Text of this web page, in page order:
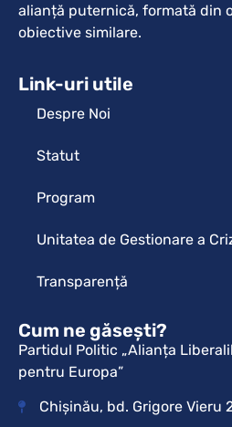
alianță puternică, formată din
obiective similare.
Link-uri utile
Despre Noi
Statut
Program
Unitatea de Gestionare a
Transparență
Cum ne găsești?
Partidul Politic „Alianța
pentru Europa”
Chișinău, bd. Grigore Vieru